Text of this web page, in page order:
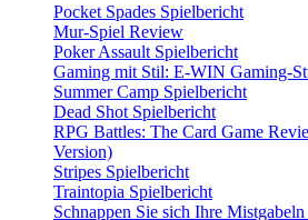
Pocket Spades Spielbericht
Mur-Spiel Review
Poker Assault Spielbericht
Gaming mit Stil: E-WIN Gaming-
Summer Camp Spielbericht
Dead Shot Spielbericht
RPG Battles: The Card Game
Version)
Stripes Spielbericht
Traintopia Spielbericht
Schnappen Sie sich Ihre